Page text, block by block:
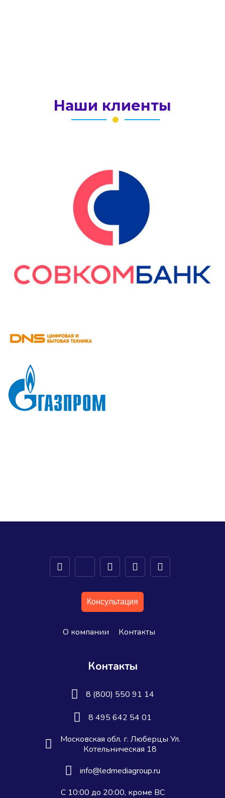
Наши клиенты
Консультация
О компании Контакты
Контакты
8 (800) 550 91 14
8 495 642 54 01
Московская обл. г. Люберцы Ул.
Котельническая 18
info@ledmediagroup.ru
С 10:00 до 20:00, кроме ВС